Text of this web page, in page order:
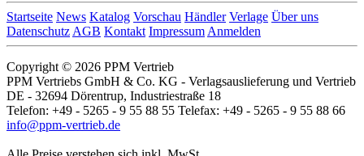
Startseite News Katalog Vorschau Händler Verlage Über uns
Datenschutz AGB Kontakt Impressum Anmelden
Copyright © 2026 PPM Vertrieb
PPM Vertriebs GmbH & Co. KG - Verlagsauslieferung und Vertrieb
DE - 32694 Dörentrup, Industriestraße 18
Telefon: +49 - 5265 - 9 55 88 55 Telefax: +49 - 5265 - 9 55 88 66
info@ppm-vertrieb.de